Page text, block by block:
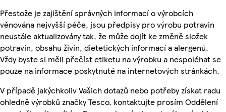
Přestože je zajištění správných informací o výrobcích
věnována nejvyšší péče, jsou předpisy pro výrobu potravin
neustále aktualizovány tak, že může dojít ke změně složek
potravin, obsahu živin, dietetických informací a alergenů.
Vždy byste si měli přečíst etiketu na výrobku a nespoléhat se
pouze na informace poskytnuté na internetových stránkách.
V případě jakýchkoliv Vašich dotazů nebo potřeby získat radu
ohledně výrobků značky Tesco, kontaktujte prosím Oddělení